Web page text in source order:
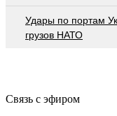
Удары по портам
грузов НАТО
Связь с эфиром